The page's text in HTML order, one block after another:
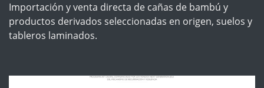
Importación y venta directa de cañas de bambú y
productos derivados seleccionadas en origen, suelos y
tableros laminados.